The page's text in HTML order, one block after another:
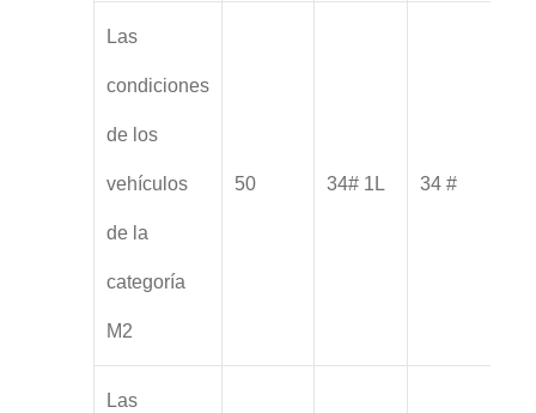
Las
condiciones
de los
vehículos
de la
categoría
M2
50 34# 1L 34 #
Las